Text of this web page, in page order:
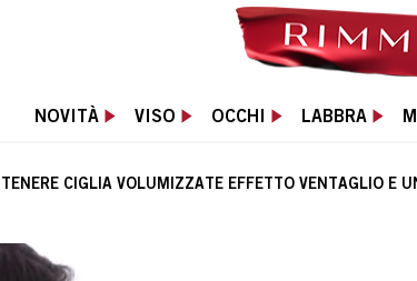
NOVITÀ VISO OCCHI LABBRA
CIGLIA VOLUMIZZATE EFFETTO VENTAGLIO E